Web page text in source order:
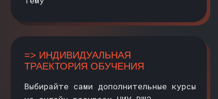
степени Олимпиады для студентов
«Математическое моделирование»,
«Информационная
технологии», «Программная
инженерия», «Бизнес-информатика»